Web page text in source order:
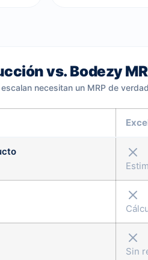
vs. Bodezy
necesitan un MRP de
Sin